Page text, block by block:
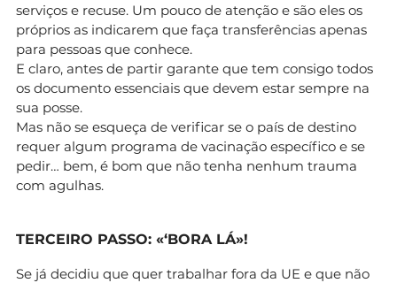
serviços e recuse. Um pouco de atenção e são eles os
próprios as indicarem que faça transferências apenas
para pessoas que conhece.
E claro, antes de partir garante que tem consigo todos
os documento essenciais que devem estar sempre na
sua posse.
Mas não se esqueça de verificar se o país de destino
requer algum programa de vacinação específico e se
pedir… bem, é bom que não tenha nenhum trauma
com agulhas.
TERCEIRO PASSO: «‘BORA LÁ»!
Se já decidiu que quer trabalhar fora da UE e que não